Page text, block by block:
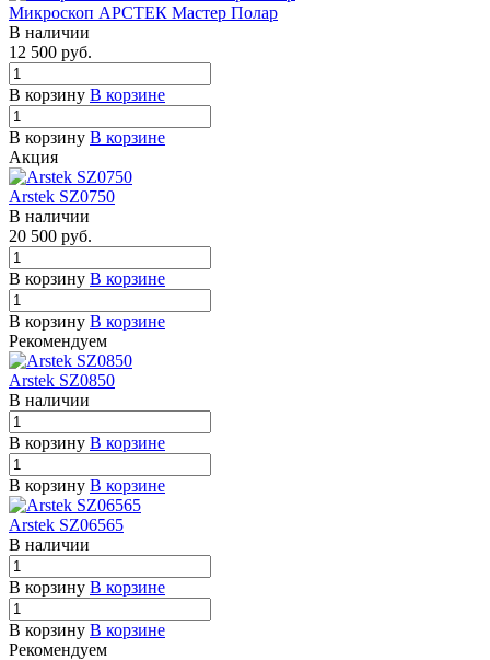
Микроскоп АРСТЕК Мастер Полар
В наличии
12 500 руб.
В корзину В корзине
В корзину В корзине
Акция
Arstek SZ0750
В наличии
20 500 руб.
В корзину В корзине
В корзину В корзине
Рекомендуем
Arstek SZ0850
В наличии
В корзину В корзине
В корзину В корзине
Arstek SZ06565
В наличии
В корзину В корзине
В корзину В корзине
Рекомендуем